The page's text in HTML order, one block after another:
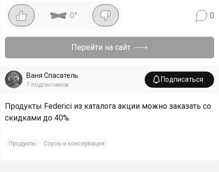
0° 0
Перейти на сайт
Ваня Спасатель
7 подписчиков
Подписаться
Продукты Federici из каталога акции можно заказать со
скидками до 40%.
Продукты Соусы и консервация